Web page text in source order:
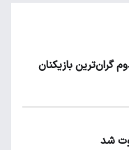
گران‌ترین بازیکنان
شد